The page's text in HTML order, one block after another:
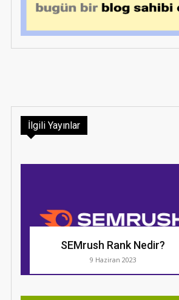
İlgili Yayınlar
SEMrush Rank Nedir?
9 Haziran 2023